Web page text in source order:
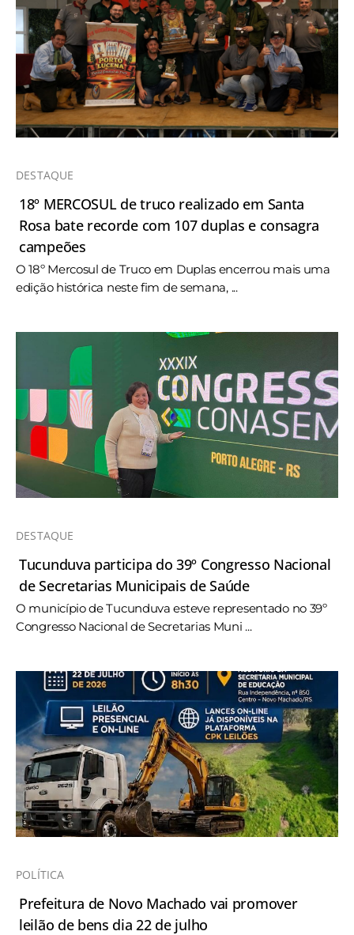
DESTAQUE
18º MERCOSUL de truco realizado em Santa
Rosa bate recorde com 107 duplas e consagra
campeões
O 18º Mercosul de Truco em Duplas encerrou mais uma
edição histórica neste fim de semana, ...
DESTAQUE
Tucunduva participa do 39º Congresso Nacional
de Secretarias Municipais de Saúde
O município de Tucunduva esteve representado no 39º
Congresso Nacional de Secretarias Muni ...
POLÍTICA
Prefeitura de Novo Machado vai promover
leilão de bens dia 22 de julho